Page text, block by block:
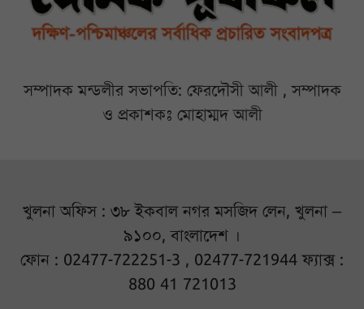
সম্পাদক মন্ডলীর সভাপতি: ফেরদৌসী আলী , সম্পাদক
ও প্রকাশকঃ মোহাম্মদ আলী
খুলনা অফিস : ৩৮ ইকবাল নগর মসজিদ লেন, খুলনা –
৯১০০, বাংলাদেশ ।
ফোন : 02477-722251-3 , 02477-721944 ফ্যাক্স :
880 41 721013